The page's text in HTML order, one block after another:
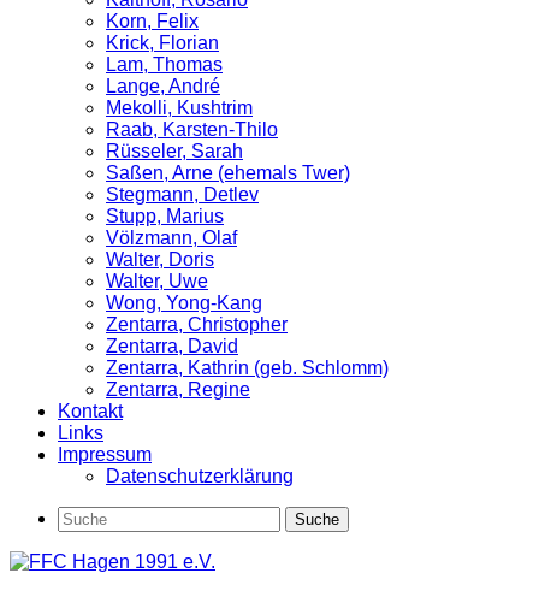
Korn, Felix
Krick, Florian
Lam, Thomas
Lange, André
Mekolli, Kushtrim
Raab, Karsten-Thilo
Rüsseler, Sarah
Saßen, Arne (ehemals Twer)
Stegmann, Detlev
Stupp, Marius
Völzmann, Olaf
Walter, Doris
Walter, Uwe
Wong, Yong-Kang
Zentarra, Christopher
Zentarra, David
Zentarra, Kathrin (geb. Schlomm)
Zentarra, Regine
Kontakt
Links
Impressum
Datenschutzerklärung